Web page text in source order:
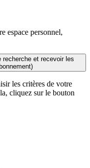
espace personnel,
et recevoir les
les critères de votre
cliquez sur le bouton